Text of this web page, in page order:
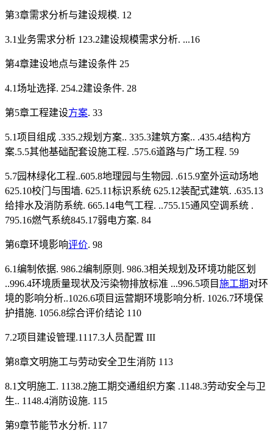
第3章需求分析与建设规模. 12
3.1业务需求分析 123.2建设规模需求分析. ...16
第4章建设地点与建设条件 25
4.1场址选择. 254.2建设条件. 28
第5章工程建设方案. 33
5.1项目组成 .335.2规划方案.. 335.3建筑方案.. .435.4结构方
案.5.5其他基础配套设施工程. .575.6道路与广场工程. 59
5.7园林绿化工程..605.8地理园与生物园. .615.9室外运动场地
625.10校门与围墙. 625.11标识系统 625.12装配式建筑. .635.13
给排水及消防系统. 665.14电气工程. ..755.15通风空调系统 .
795.16燃气系统845.17弱电方案. 84
第6章环境影响评价. 98
6.1编制依据. 986.2编制原则. 986.3相关规划及环境功能区划
..996.4环境质量现状及污染物排放标准 ...996.5项目施工期对环
境的影响分析..1026.6项目运营期环境影响分析. 1026.7环境保
护措施. 1056.8综合评价结论 110
7.2项目建设管理.1117.3人员配置 III
第8章文明施工与劳动安全卫生消防 113
8.1文明施工. 1138.2施工期交通组织方案 .1148.3劳动安全与卫
生.. 1148.4消防设施. 115
第9章节能节水分析. 117